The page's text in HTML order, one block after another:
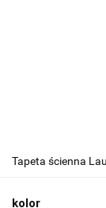
Tapeta ścienna
kolor